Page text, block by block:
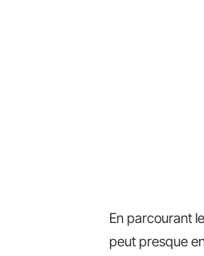
En parcourant
peut presque